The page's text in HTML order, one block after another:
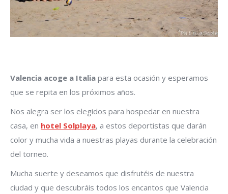
Valencia acoge a Italia para esta ocasión y esperamos
que se repita en los próximos años.
Nos alegra ser los elegidos para hospedar en nuestra
casa, en hotel Solplaya, a estos deportistas que darán
color y mucha vida a nuestras playas durante la celebración
del torneo.
Mucha suerte y deseamos que disfrutéis de nuestra
ciudad y que descubráis todos los encantos que Valencia